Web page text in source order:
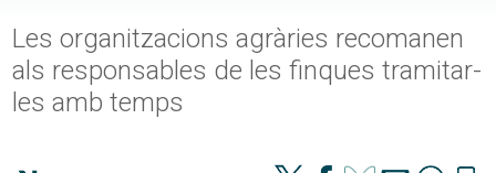
Les organitzacions agràries recomanen
als responsables de les finques tramitar-
les amb temps